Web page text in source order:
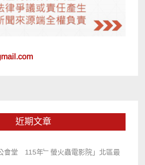
近期文章
會堂 115年﹂螢火蟲電影院」北區最